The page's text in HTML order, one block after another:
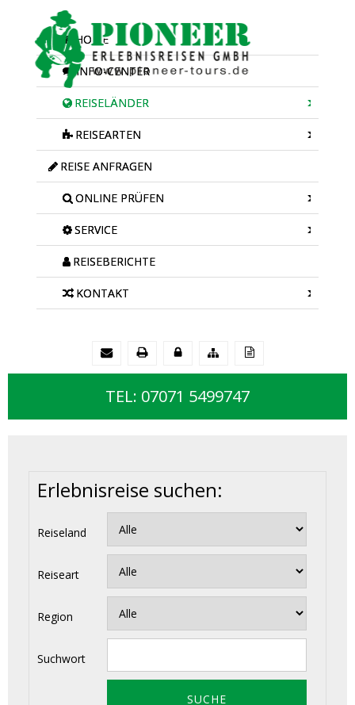
HOME
INFO-CENTER
REISELÄNDER
REISEARTEN
REISE ANFRAGEN
ONLINE PRÜFEN
SERVICE
REISEBERICHTE
KONTAKT
TEL: 07071 5499747
Erlebnisreise suchen:
Reiseland
Reiseart
Region
Suchwort